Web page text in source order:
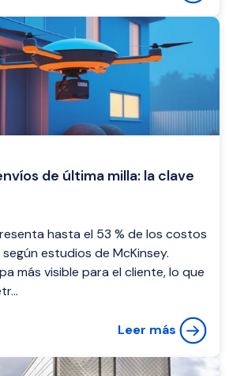
de última milla: la clave
hasta el 53 % de los costos
estudios de McKinsey.
más visible para el cliente, lo que
Leer más